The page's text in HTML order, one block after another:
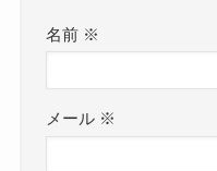
名前 ※
メール ※